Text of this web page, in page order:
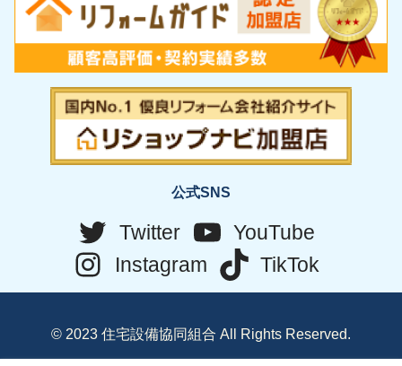
公式SNS
Twitter
YouTube
Instagram
TikTok
© 2023 住宅設備協同組合 All Rights Reserved.